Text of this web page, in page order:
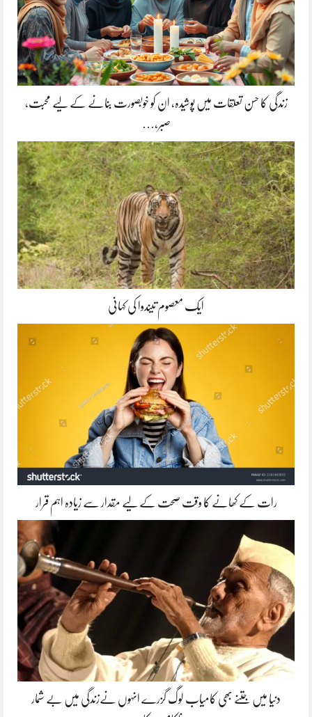
زندگی کا حسن تعلقات میں پوشیدہ, ان کو خوبصورت بنانے کے لیے محبت،
صبر،…
ایک معصوم تیندوا کی کہانی
رات کے کھانے کا وقت صحت کے لیے مقدار سے زیادہ اہم قرار
دنیا میں جتنے بھی کامیاب لوگ گزرے انہوں نےزندگی میں بے شمار